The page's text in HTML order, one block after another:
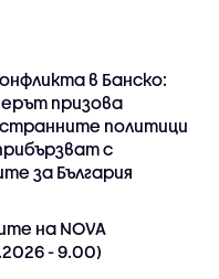
в Банско:
призова
политици
с
за България
на NOVA
- 9.00)